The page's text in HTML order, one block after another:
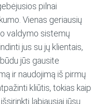
pilnai
Vienas geriausių
valdymo sistemų
jus su jų klientais,
jūs gausite
ir naudojimą iš pirmų
kliūtis, tokias kaip
labiausiai jūsų